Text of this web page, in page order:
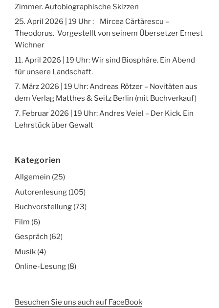
Zimmer. Autobiographische Skizzen
25. April 2026 | 19 Uhr : Mircea Cărtărescu –
Theodorus. Vorgestellt von seinem Übersetzer Ernest
Wichner
11. April 2026 | 19 Uhr: Wir sind Biosphäre. Ein Abend
für unsere Landschaft.
7. März 2026 | 19 Uhr: Andreas Rötzer – Novitäten aus
dem Verlag Matthes & Seitz Berlin (mit Buchverkauf)
7. Februar 2026 | 19 Uhr: Andres Veiel – Der Kick. Ein
Lehrstück über Gewalt
Kategorien
Allgemein (25)
Autorenlesung (105)
Buchvorstellung (73)
Film (6)
Gespräch (62)
Musik (4)
Online-Lesung (8)
Besuchen Sie uns auch auf FaceBook